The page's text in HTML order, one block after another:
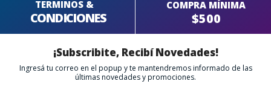
TERMINOS &
CONDICIONES
COMPRA MÍNIMA
$500
¡Subscribite, Recibí Novedades!
Ingresá tu correo en el popup y te mantendremos informado de las
últimas novedades y promociones.